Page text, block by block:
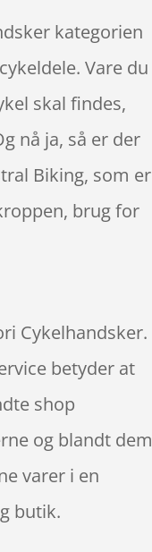
kategorien
Vare du
skal findes,
nå ja, så er der
Biking, som er
brug for
Cykelhandsker.
betyder at
shop
og blandt dem
varer i en
butik.